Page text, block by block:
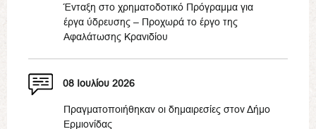
Ένταξη στο χρηματοδοτικό Πρόγραμμα για
έργα ύδρευσης – Προχωρά το έργο της
Αφαλάτωσης Κρανιδίου
08 Ιουλίου 2026
Πραγματοποιήθηκαν οι δημαιρεσίες στον Δήμο
Ερμιονίδας